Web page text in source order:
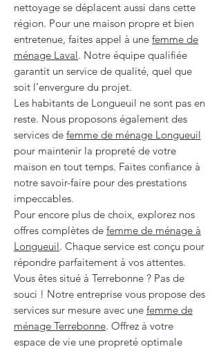
nettoyage se déplacent aussi dans cette
région. Pour une maison propre et bien
entretenue, faites appel à une femme de
ménage Laval. Notre équipe qualifiée
garantit un service de qualité, quel que
soit l’envergure du projet.
Les habitants de Longueuil ne sont pas en
reste. Nous proposons également des
services de femme de ménage Longueuil
pour maintenir la propreté de votre
maison en tout temps. Faites confiance à
notre savoir-faire pour des prestations
impeccables.
Pour encore plus de choix, explorez nos
offres complètes de femme de ménage à
Longueuil. Chaque service est conçu pour
répondre parfaitement à vos attentes.
Vous êtes situé à Terrebonne ? Pas de
souci ! Notre entreprise vous propose des
services sur mesure avec une femme de
ménage Terrebonne. Offrez à votre
espace de vie une propreté optimale